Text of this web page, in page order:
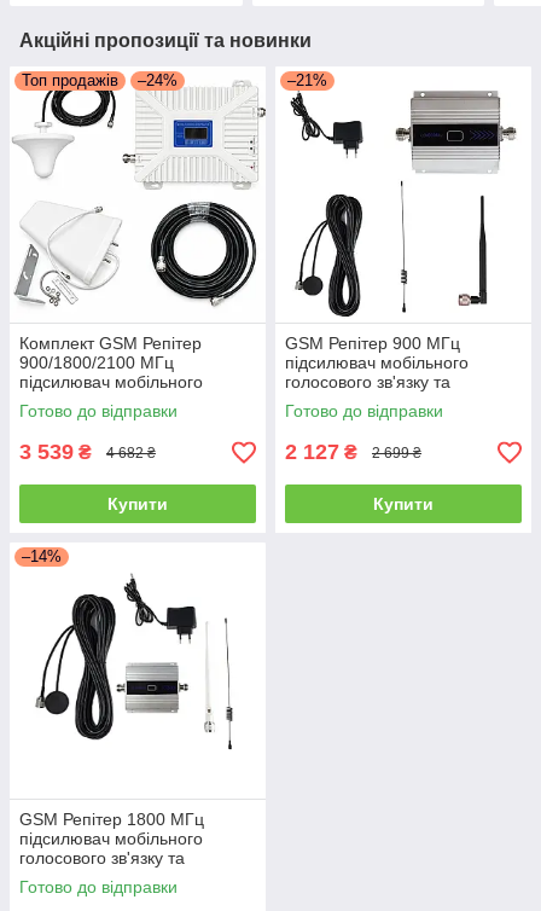
Акційні пропозиції та новинки
Топ продажів –24%
Комплект GSM Репітер
900/1800/2100 МГц
підсилювач мобільного
зв'язку та інтернету Aspor з
антеною 10 дБ
Готово до відправки
3 539 ₴ 4 682 ₴
Купити
–21%
GSM Репітер 900 МГц
підсилювач мобільного
голосового зв'язку та
інтернету Aspor
Готово до відправки
2 127 ₴ 2 699 ₴
Купити
–14%
GSM Репітер 1800 МГц
підсилювач мобільного
голосового зв'язку та
інтернету Aspor
Готово до відправки